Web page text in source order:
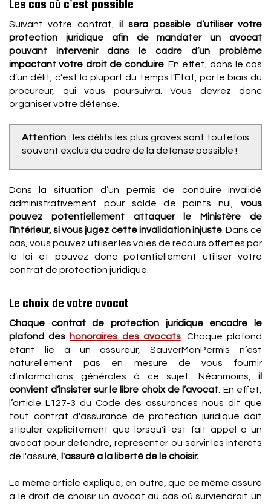
Les cas où c’est possible
Suivant votre contrat,il sera possible d’utiliser votre
protection juridique afin de mandater un avocat
pouvant intervenir dans le cadre d’un problème
impactant votre droit de conduire. En effet, dans le cas
d’un délit, c’est la plupart du temps l’Etat, par le biais du
procureur, qui vous poursuivra. Vous devrez donc
organiser votre défense.
Attention : les délits les plus graves sont toutefois
souvent exclus du cadre de la défense possible !
Dans la situation d’un permis de conduire invalidé
administrativement pour solde de points nul, vous
pouvez potentiellement attaquer le Ministère de
l’Intérieur, si vous jugez cette invalidation injuste. Dans ce
cas, vous pouvez utiliser les voies de recours offertes par
la loi et pouvez donc potentiellement utiliser votre
contrat de protection juridique.
Le choix de votre avocat
Chaque contrat de protection juridique encadre le
plafond des honoraires des avocats. Chaque plafond
étant lié à un assureur, SauverMonPermis n’est
naturellement pas en mesure de vous fournir
d’informations générales à ce sujet. Néanmoins, il
convient d’insister sur le libre choix de l’avocat . En effet,
l’article L127-3 du Code des assurances nous dit que
tout contrat d'assurance de protection juridique doit
stipuler explicitement que lorsqu'il est fait appel à un
avocat pour défendre, représenter ou servir les intérêts
de l'assuré,
l'assuré a la liberté de le choisir.
Le même article explique, en outre, que ce même assuré
a le droit de choisir un avocat au cas où surviendrait un